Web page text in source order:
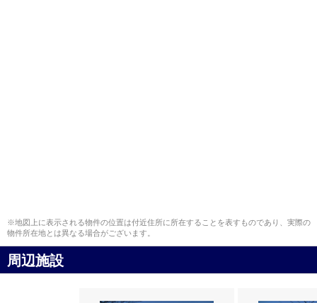
※地図上に表示される物件の位置は付近住所に所在することを表すものであり、実際の
物件所在地とは異なる場合がございます。
周辺施設